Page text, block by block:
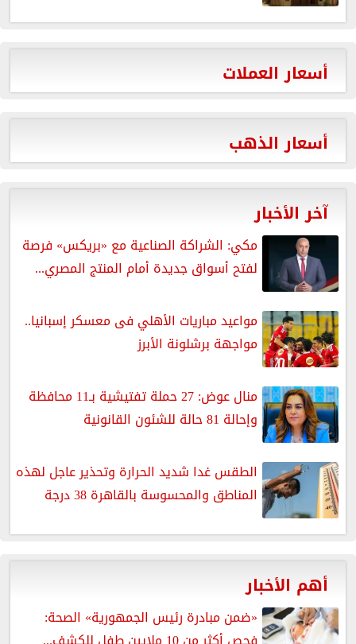
أسعار العملات
أسعار الذهب
آخر الأخبار
مكي: الشراكة الصناعية مع «بريكس» فرصة
لفتح أسواق جديدة أمام المنتج المصري...
مواعيد مباريات الأهلي فى معسكر إسبانيا..
مواجهة برشلونة الأبرز
منال عوض: 27 حملة تفتيشية بـ11 محافظة
وإحالة 81 حالة للشئون القانونية
الطقس غدا شديد الحرارة وتحذير عاجل لهذه
المناطق والمحسوسة بالقاهرة 38 درجة
أهم الأخبار
«ضمن مبادرة رئيس الجمهورية» الصحة: